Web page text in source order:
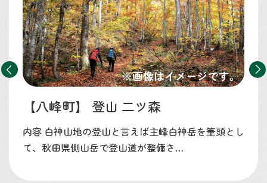
【八峰町】 登山 二ツ森
内容 白神山地の登山と言えば主峰白神岳を筆頭とし
て、秋田県側山岳で登山道が整備さ…